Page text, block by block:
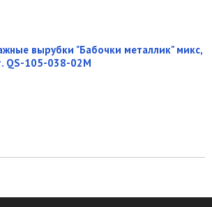
вырубки "Бабочки металлик" микс,
QS-105-038-02M